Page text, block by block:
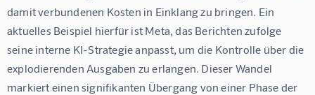
damit verbundenen Kosten in Einklang zu bringen. Ein
aktuelles Beispiel hierfür ist Meta, das Berichten zufolge
seine interne KI-Strategie anpasst, um die Kontrolle über die
explodierenden Ausgaben zu erlangen. Dieser Wandel
markiert einen signifikanten Übergang von einer Phase der